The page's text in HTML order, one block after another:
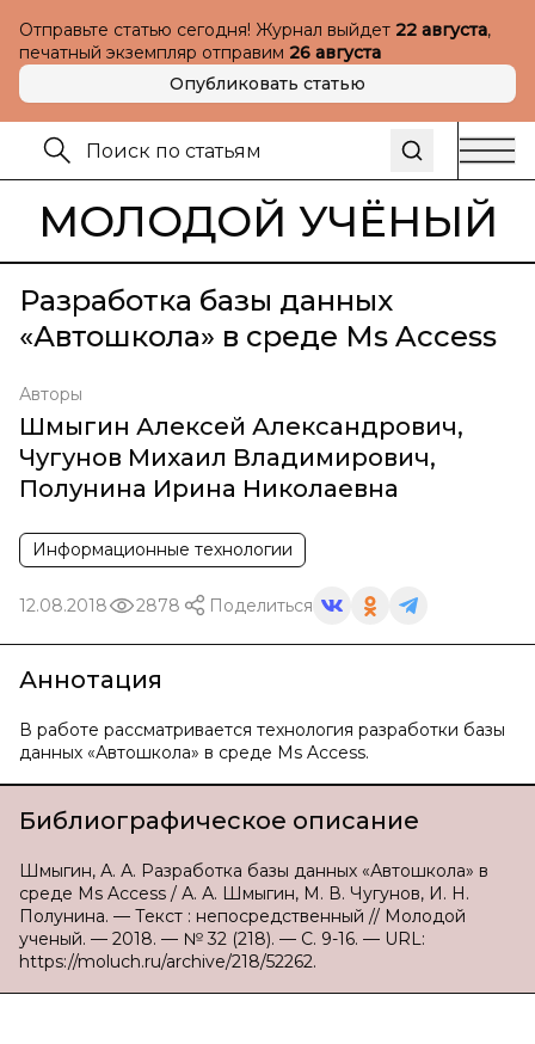
Отправьте статью сегодня! Журнал выйдет 22 августа,
печатный экземпляр отправим 26 августа
Опубликовать статью
МОЛОДОЙ УЧЁНЫЙ
Разработка базы данных
«Автошкола» в среде Ms Access
Авторы
Шмыгин Алексей Александрович,
Чугунов Михаил Владимирович,
Полунина Ирина Николаевна
Информационные технологии
12.08.2018 2878 Поделиться
Аннотация
В работе рассматривается технология разработки базы
данных «Автошкола» в среде Ms Access.
Библиографическое описание
Шмыгин, А. А. Разработка базы данных «Автошкола» в
среде Ms Access / А. А. Шмыгин, М. В. Чугунов, И. Н.
Полунина. — Текст : непосредственный // Молодой
ученый. — 2018. — № 32 (218). — С. 9-16. — URL:
https://moluch.ru/archive/218/52262.